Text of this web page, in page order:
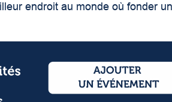
endroit au monde où fonder